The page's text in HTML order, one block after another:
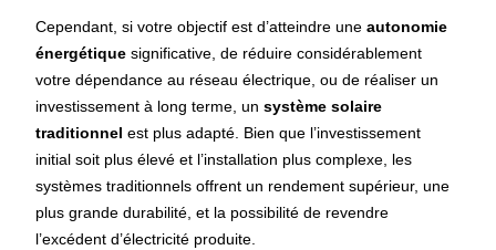
Cependant, si votre objectif est d’atteindre uneautonomie
énergétique significative, de réduire considérablement
votre dépendance au réseau électrique, ou de réaliser un
investissement à long terme, unsystème solaire
traditionnel est plus adapté. Bien que l’investissement
initial soit plus élevé et l’installation plus complexe, les
systèmes traditionnels offrent un rendement supérieur, une
plus grande durabilité, et la possibilité de revendre
l’excédent d’électricité produite.